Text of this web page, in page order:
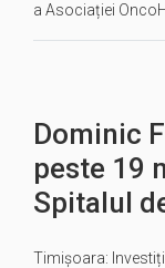
a Asociației
Dominic
peste 19
Spitalul
Timișoara: